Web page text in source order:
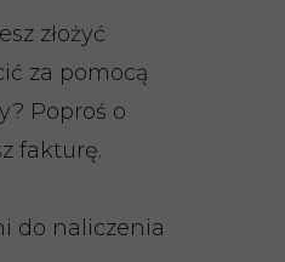
złożyć
za pomocą
Poproś o
fakturę.
do naliczenia